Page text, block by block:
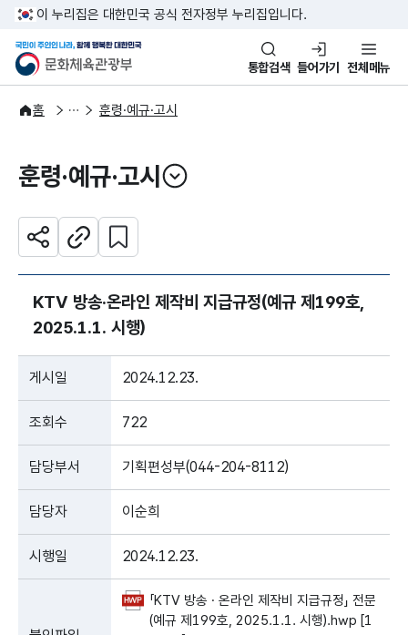
본문 바로가기
주메뉴 바로가기
이 누리집은 대한민국 공식 전자정부 누리집입니다.
문화체육관광부
국민이 주인인 나라, 함께 행복
통합검색 들어가기 전체메뉴
홈
자료공간
법령자료 훈령·예규·고시
훈령·예규·고시
열기
공유하기주소복사
관심 콘텐츠 설정하기
KTV 방송·온라인 제작비 지급규정(예규 제199호,
2025.1.1. 시행)
게시일 2024.12.23.
조회수 722
담당부서 기획편성부(044-204-8112)
담당자 이순희
시행일 2024.12.23.
「KTV 방송 · 온라인 제작비 지급규정」 전문
(예규 제199호, 2025.1.1. 시행).hwp [1